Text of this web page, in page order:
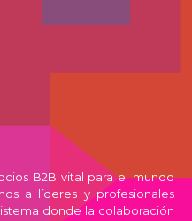
B2B vital para el mundo
a líderes y profesionales
donde la colaboración